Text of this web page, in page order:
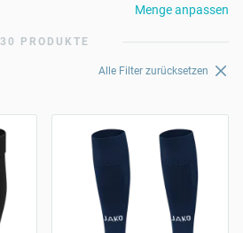
Menge anpassen
30 PRODUKTE
Alle Filter zurücksetzen